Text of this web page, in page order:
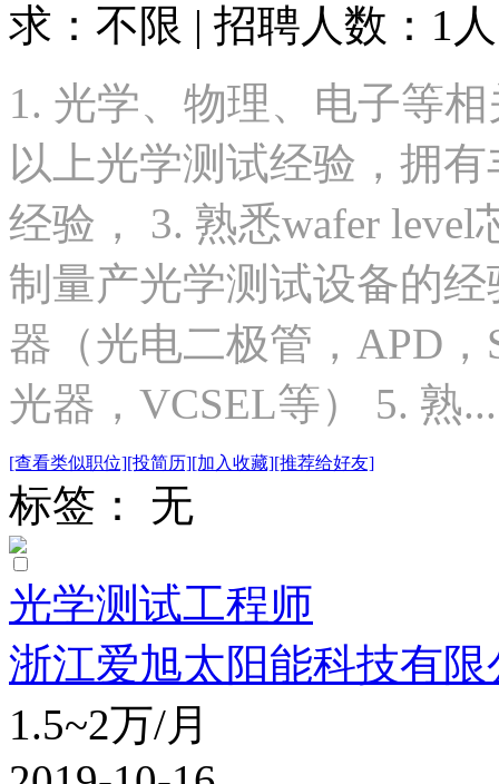
求：不限 | 招聘人数：1
1. 光学、物理、电子等
以上光学测试经验，拥
经验， 3. 熟悉wafer
制量产光学测试设备的
器（光电二极管，APD
光器，VCSEL等） 5. 熟...
[查看类似职位][投简历][加入收藏][推荐给好友]
标签： 无
光学测试工程师
浙江爱旭太阳能科技有限
1.5~2万/月